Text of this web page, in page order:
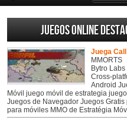
Juegos online
Juega
MMORTS
Bytro
Cross-
Android
Móvil juego móvil de estrategia
Juegos de Navegador Juegos
para móviles MMO de Estratégia